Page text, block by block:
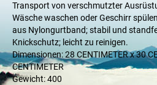
Transport von verschmutzter
Wäsche waschen oder Geschirr
aus Nylongurtband; stabil und
Knickschutz; leicht zu reinigen.
Dimensionen: 28 CENTIMETER x 30
CENTIMETER
Gewicht: 400